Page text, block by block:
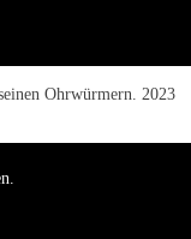
Ohrwürmern. 2023